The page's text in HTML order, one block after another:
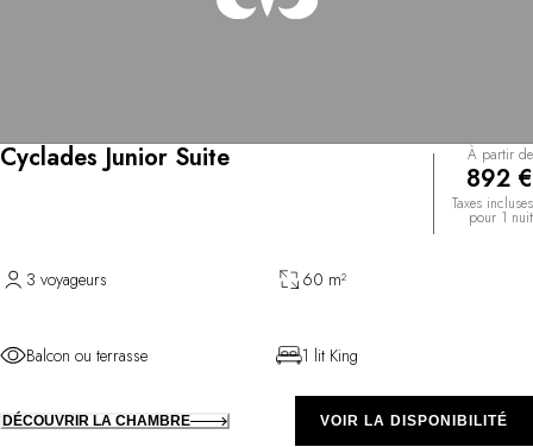
Cyclades Junior Suite À partir de
892 €
Taxes incluses
pour 1 nuit
3 voyageurs 60 m²
Balcon ou terrasse 1 lit King
DÉCOUVRIR LA CHAMBRE VOIR LA DISPONIBILITÉ